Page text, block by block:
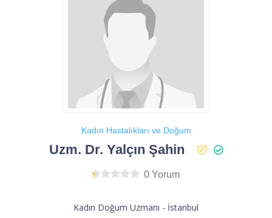
Kadın Hastalıkları ve Doğum
Uzm. Dr. Yalçın Şahin
0 Yorum
Kadın Doğum Uzmanı - İstanbul